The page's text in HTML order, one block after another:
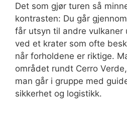
Det som gjør turen så
kontrasten: Du går
får utsyn til andre vulkaner
ved et krater som ofte
når forholdene er riktige.
området rundt Cerro
man går i gruppe med
sikkerhet og logistikk.